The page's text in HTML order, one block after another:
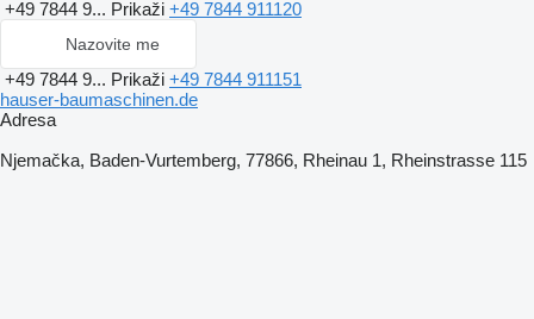
+49 7844 9... Prikaži +49 7844 911120
Nazovite me
+49 7844 9... Prikaži +49 7844 911151
hauser-baumaschinen.de
Adresa
Njemačka, Baden-Vurtemberg, 77866, Rheinau 1, Rheinstrasse 115